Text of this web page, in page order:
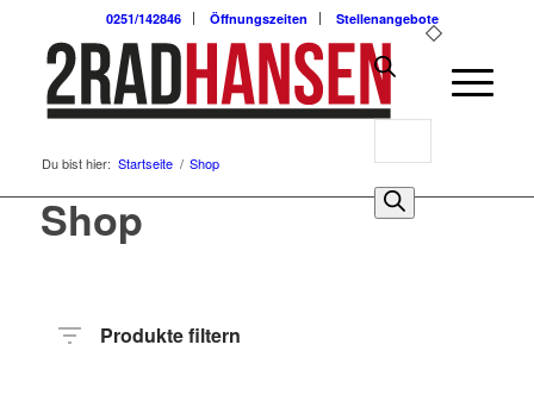
0251/142846 Öffnungszeiten Stellenangebote
0
Du bist hier: Startseite / Shop
Shop
Produkte filtern